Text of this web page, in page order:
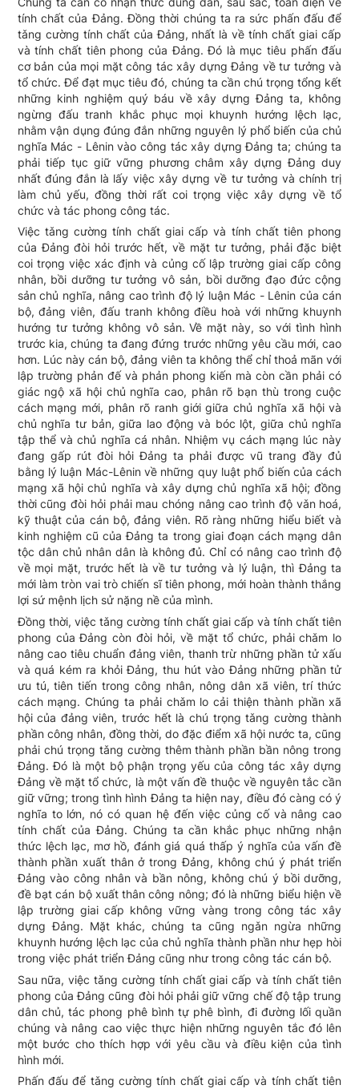
tính chất của Đảng. Đồng thời chúng ta ra sức phấn đấu để
tǎng cường tính chất của Đảng, nhất là về tính chất giai cấp
và tính chất tiên phong của Đảng. Đó là mục tiêu phấn đấu
cơ bản của mọi mặt công tác xây dựng Đảng về tư tưởng và
tổ chức. Để đạt mục tiêu đó, chúng ta cần chú trọng tổng kết
những kinh nghiệm quý báu về xây dựng Đảng ta, không
ngừng đấu tranh khắc phục mọi khuynh hướng lệch lạc,
nhằm vận dụng đúng đắn những nguyên lý phổ biến của chủ
nghĩa Mác - Lênin vào công tác xây dựng Đảng ta; chúng ta
phải tiếp tục giữ vững phương châm xây dựng Đảng duy
nhất đúng đắn là lấy việc xây dựng về tư tưởng và chính trị
làm chủ yếu, đồng thời rất coi trọng việc xây dựng về tổ
chức và tác phong công tác.
Việc tǎng cường tính chất giai cấp và tính chất tiên phong
của Đảng đòi hỏi trước hết, về mặt tư tưởng, phải đặc biệt
coi trọng việc xác định và củng cố lập trường giai cấp công
nhân, bồi dưỡng tư tưởng vô sản, bồi dưỡng đạo đức cộng
sản chủ nghĩa, nâng cao trình độ lý luận Mác - Lênin của cán
bộ, đảng viên, đấu tranh không điều hoà với những khuynh
hướng tư tưởng không vô sản. Về mặt này, so với tình hình
trước kia, chúng ta đang đứng trước những yêu cầu mới, cao
hơn. Lúc này cán bộ, đảng viên ta không thể chỉ thoả mãn với
lập trường phản đế và phản phong kiến mà còn cần phải có
giác ngộ xã hội chủ nghĩa cao, phân rõ bạn thù trong cuộc
cách mạng mới, phân rõ ranh giới giữa chủ nghĩa xã hội và
chủ nghĩa tư bản, giữa lao động và bóc lột, giữa chủ nghĩa
tập thể và chủ nghĩa cá nhân. Nhiệm vụ cách mạng lúc này
đang gấp rút đòi hỏi Đảng ta phải được vũ trang đầy đủ
bằng lý luận Mác-Lênin về những quy luật phổ biến của cách
mạng xã hội chủ nghĩa và xây dựng chủ nghĩa xã hội; đồng
thời cũng đòi hỏi phải mau chóng nâng cao trình độ vǎn hoá,
kỹ thuật của cán bộ, đảng viên. Rõ ràng những hiểu biết và
kinh nghiệm cũ của Đảng ta trong giai đoạn cách mạng dân
tộc dân chủ nhân dân là không đủ. Chỉ có nâng cao trình độ
về mọi mặt, trước hết là về tư tưởng và lý luận, thì Đảng ta
mới làm tròn vai trò chiến sĩ tiên phong, mới hoàn thành thắng
lợi sứ mệnh lịch sử nặng nề của mình.
Đồng thời, việc tǎng cường tính chất giai cấp và tính chất tiên
phong của Đảng còn đòi hỏi, về mặt tổ chức, phải chǎm lo
nâng cao tiêu chuẩn đảng viên, thanh trừ những phần tử xấu
và quá kém ra khỏi Đảng, thu hút vào Đảng những phần tử
ưu tú, tiên tiến trong công nhân, nông dân xã viên, trí thức
cách mạng. Chúng ta phải chǎm lo cải thiện thành phần xã
hội của đảng viên, trước hết là chú trọng tǎng cường thành
phần công nhân, đồng thời, do đặc điểm xã hội nước ta, cũng
phải chú trọng tǎng cường thêm thành phần bần nông trong
Đảng. Đó là một bộ phận trọng yếu của công tác xây dựng
Đảng về mặt tổ chức, là một vấn đề thuộc về nguyên tắc cần
giữ vững; trong tình hình Đảng ta hiện nay, điều đó càng có ý
nghĩa to lớn, nó có quan hệ đến việc củng cố và nâng cao
tính chất của Đảng. Chúng ta cần khắc phục những nhận
thức lệch lạc, mơ hồ, đánh giá quá thấp ý nghĩa của vấn đề
thành phần xuất thân ở trong Đảng, không chú ý phát triển
Đảng vào công nhân và bần nông, không chú ý bồi dưỡng,
đề bạt cán bộ xuất thân công nông; đó là những biểu hiện về
lập trường giai cấp không vững vàng trong công tác xây
dựng Đảng. Mặt khác, chúng ta cũng ngǎn ngừa những
khuynh hướng lệch lạc của chủ nghĩa thành phần như hẹp hòi
trong việc phát triển Đảng cũng như trong công tác cán bộ.
Sau nữa, việc tǎng cường tính chất giai cấp và tính chất tiên
phong của Đảng cũng đòi hỏi phải giữ vững chế độ tập trung
dân chủ, tác phong phê bình tự phê bình, đi đường lối quần
chúng và nâng cao việc thực hiện những nguyên tắc đó lên
một bước cho thích hợp với yêu cầu và điều kiện của tình
hình mới.
Phấn đấu để tǎng cường tính chất giai cấp và tính chất tiên